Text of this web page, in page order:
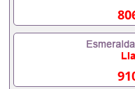
专业，学位，毕业时
内找工作假的毕业证
成绩单可以办学历认
办理什么材料
证会查吗551190476
料551190476办理假